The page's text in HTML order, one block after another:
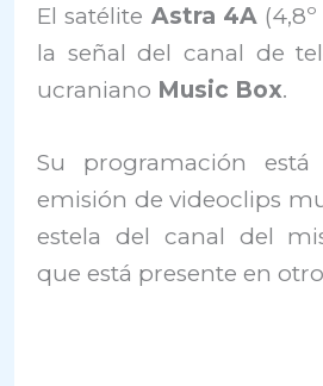
El satélite Astra 4A(4,8º
la señal del canal de
ucraniano Music Box.
Su programación
emisión de videoclips
estela del canal del
que está presente en